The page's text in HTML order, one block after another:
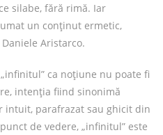
silabe, fără rimă. Iar
un conținut ermetic,
Aristarco.
ca noțiune nu poate fi
intenția fiind sinonimă
intuit, parafrazat sau ghicit din
de vedere, „infinitul” este